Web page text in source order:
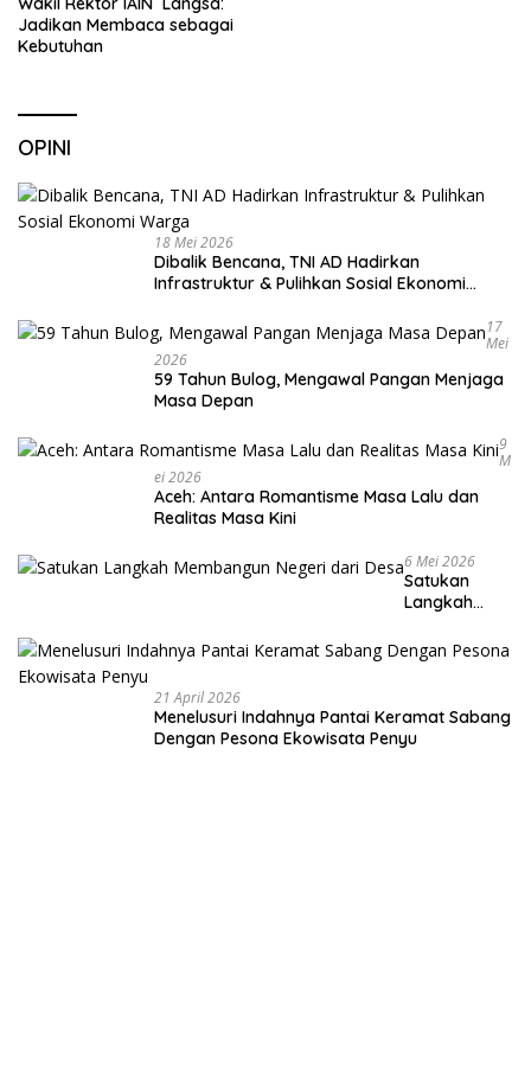
Jadikan Membaca sebagai
Kebutuhan
OPINI
18 Mei 2026
Dibalik Bencana, TNI AD Hadirkan
Infrastruktur & Pulihkan Sosial Ekonomi
17
Mei
2026
59 Tahun Bulog, Mengawal Pangan Menjaga
Masa Depan
9
M
Ei 2026
Aceh: Antara Romantisme Masa Lalu dan
Realitas Masa Kini
6 Mei 2026
Satukan
Langkah
Negeri dari
Desa
21 April 2026
Menelusuri Indahnya Pantai Keramat Sabang
Dengan Pesona Ekowisata Penyu